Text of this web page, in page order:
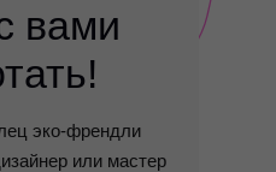
вами
эко-френдли
или мастер